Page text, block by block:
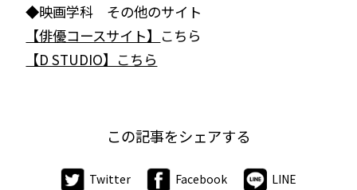
◆映画学科 その他のサイト
【俳優コースサイト】 こちら
【D STUDIO】こちら
この記事をシェアする
Twitter Facebook LINE